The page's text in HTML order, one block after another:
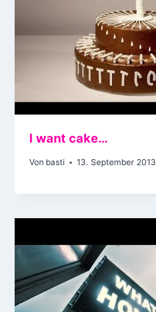
I want cake…
Von basti 13. September 2013